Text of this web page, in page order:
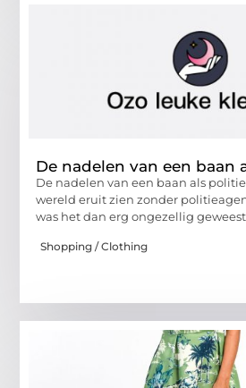
De nadelen van een baan
De nadelen van een baan als
wereld eruit zien zonder
was het dan erg ongezellig
Shopping / Clothing